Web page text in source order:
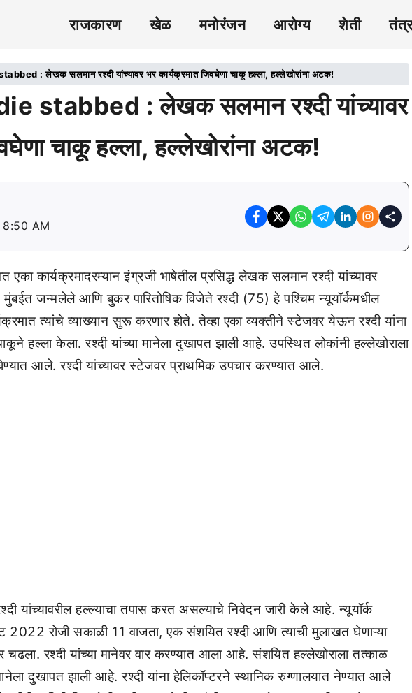
राजकारण खेळ मनोरंजन आरोग्य शेती
: लेखक सलमान रश्दी यांच्यावर भर कार्यक्रमात जिवघेणा चाकू हल्ला, हल्लेखोरांना अटक!
stabbed : लेखक सलमान रश्दी यांच्यावर
चाकू हल्ला, हल्लेखोरांना अटक!
AM
एका कार्यक्रमादरम्यान इंग्रजी भाषेतील प्रसिद्ध लेखक सलमान रश्दी यांच्यावर
मुंबईत जन्मलेले आणि बुकर पारितोषिक विजेते रश्दी (75) हे पश्चिम न्यूयॉर्कमधील
त्यांचे व्याख्यान सुरू करणार होते. तेव्हा एका व्यक्तीने स्टेजवर येऊन रश्दी यांना
हल्ला केला. रश्दी यांच्या मानेला दुखापत झाली आहे. उपस्थित लोकांनी हल्लेखोराला
आले. रश्दी यांच्यावर स्टेजवर प्राथमिक उपचार करण्यात आले.
यांच्यावरील हल्ल्याचा तपास करत असल्याचे निवेदन जारी केले आहे. न्यूयॉर्क
2022 रोजी सकाळी 11 वाजता, एक संशयित रश्दी आणि त्याची मुलाखत घेणाऱ्या
चढला. रश्दी यांच्या मानेवर वार करण्यात आला आहे. संशयित हल्लेखोराला तत्काळ
दुखापत झाली आहे. रश्दी यांना हेलिकॉप्टरने स्थानिक रुग्णालयात नेण्यात आले